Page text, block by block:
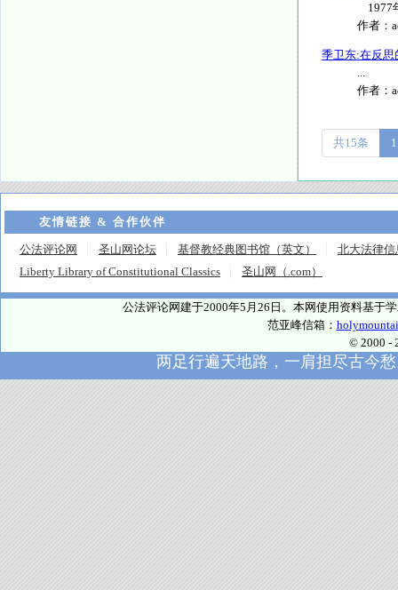
1977
作者：
季卫东:在反思
...
作者：
共15条 1
友情链接 & 合作伙伴
公法评论网 圣山网论坛 基督教经典图书馆（英文）
北大法律信
Liberty Library of Constitutional Classics
圣山网（.com）
公法评论网建于2000年5月26日。本网使用资料基于
范亚峰信箱：
© 2000 -
两足行遍天地路，一肩担尽古今